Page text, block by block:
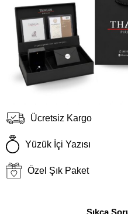
Ücretsiz Kargo
Yüzük İçi Yazısı
Özel Şık Paket